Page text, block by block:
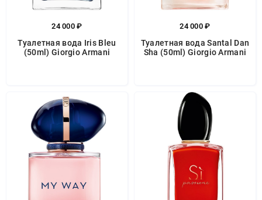
24 000 ₽
Туалетная вода Iris Bleu
(50ml) Giorgio Armani
24 000 ₽
Туалетная вода Santal Dan
Sha (50ml) Giorgio Armani